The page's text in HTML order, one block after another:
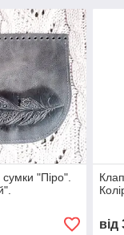
"Піро".
від